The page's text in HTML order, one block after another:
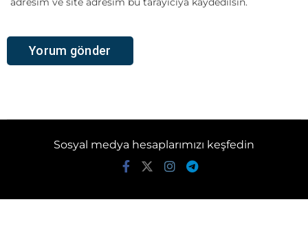
Sosyal medya hesaplarımızı keşfedin